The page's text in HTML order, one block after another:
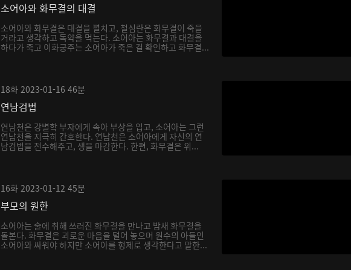
소어아와 화무결의 대결
소어아와 화무결은 대결을 펼치고, 철심란은 화무결이 죽을
거라고 생각하고 독약을 먹는다. 소어아는 화무결과 대결을
하다가 죽고 이화궁주는 소어아가 죽은 걸 확인하고 화무결...
18화 2023-01-16 46분
연남검법
연남천은 강별학 부자에게 속아 부상을 입고, 소어아는 그런
연남천을 지극히 간호한다. 연남천은 소어아에게 자신의 연
남검법을 전수해주고, 생을 마감한다. 한편, 화무결은 위...
16화 2023-01-12 45분
부모의 원한
소어아는 술에 취해 쓰러진 화무결을 만나고 밤새 화무결을
돌본다. 화무결은 괴로운 마음을 털어 놓으며 원수의 아들인
소어아와 싸워야 하지만 소어아를 형제로 생각한다고 말한...